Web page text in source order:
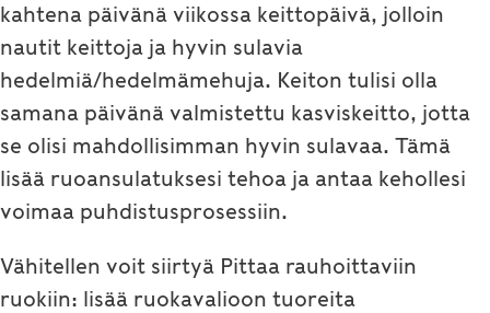
kahtena päivänä viikossa keittopäivä, jolloin
nautit keittoja ja hyvin sulavia
hedelmiä/hedelmämehuja. Keiton tulisi olla
samana päivänä valmistettu kasviskeitto, jotta
se olisi mahdollisimman hyvin sulavaa. Tämä
lisää ruoansulatuksesi tehoa ja antaa kehollesi
voimaa puhdistusprosessiin.
Vähitellen voit siirtyä Pittaa rauhoittaviin
ruokiin: lisää ruokavalioon tuoreita